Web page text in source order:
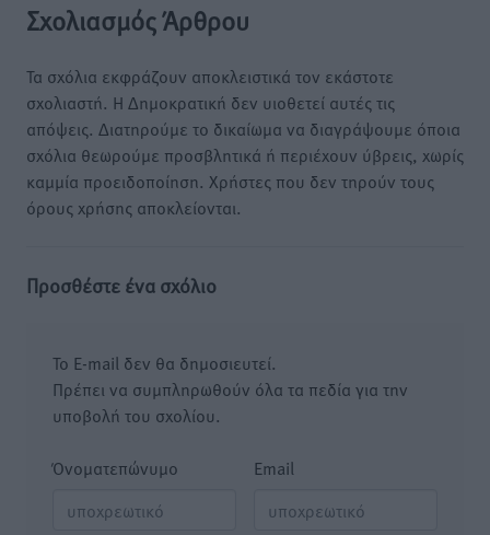
Σχολιασμός Άρθρου
Τα σχόλια εκφράζουν αποκλειστικά τον εκάστοτε
σχολιαστή. Η Δημοκρατική δεν υιοθετεί αυτές τις
απόψεις. Διατηρούμε το δικαίωμα να διαγράψουμε όποια
σχόλια θεωρούμε προσβλητικά ή περιέχουν ύβρεις, χωρίς
καμμία προειδοποίηση. Χρήστες που δεν τηρούν τους
όρους χρήσης αποκλείονται.
Προσθέστε ένα σχόλιο
Το E-mail δεν θα δημοσιευτεί.
Πρέπει να συμπληρωθούν όλα τα πεδία για την
υποβολή του σχολίου.
Όνοματεπώνυμο Email